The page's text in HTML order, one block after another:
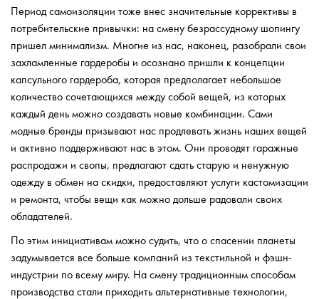
Период самоизоляции тоже внес значительные коррективы в
потребительские привычки: на смену безрассудному шопингу
пришел минимализм. Многие из нас, наконец, разобрали свои
захламленные гардеробы и осознано пришли к концепции
капсульного гардероба, которая предполагает небольшое
количество сочетающихся между собой вещей, из которых
каждый день можно создавать новые комбинации. Сами
модные бренды призывают нас продлевать жизнь наших вещей
и активно поддерживают нас в этом. Они проводят гаражные
распродажи и свопы, предлагают сдать старую и ненужную
одежду в обмен на скидки, предоставляют услуги кастомизации
и ремонта, чтобы вещи как можно дольше радовали своих
обладателей.
По этим инициативам можно судить, что о спасении планеты
задумывается все больше компаний из текстильной и фэшн-
индустрии по всему миру. На смену традиционным способам
производства стали приходить альтернативные технологии,